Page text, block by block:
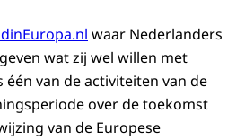
waar Nederlanders
wat zij wel willen met
één van de activiteiten van de
over de toekomst
van de Europese